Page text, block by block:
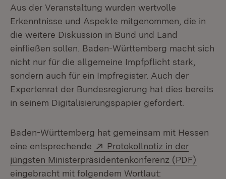
Aus der Veranstaltung wurden wertvolle
Erkenntnisse und Aspekte mitgenommen, die in
die weitere Diskussion in Bund und Land
einfließen sollen. Baden-Württemberg macht sich
nicht nur für die allgemeine Impfpflicht stark,
sondern auch für ein Impfregister. Auch der
Expertenrat der Bundesregierung hat dies bereits
in seinem Digitalisierungspapier gefordert.
Baden-Württemberg hat gemeinsam mit Hessen
eine entsprechende
Extern:
Protokollnotiz in der
jüngsten Ministerpräsidentenkonferenz (PDF)
eingebracht mit folgendem Wortlaut: